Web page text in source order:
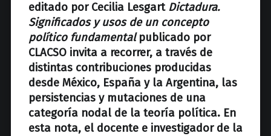
editado por Cecilia Lesgart Dictadura.
Significados y usos de un concepto
político fundamentalpublicado por
CLACSO invita a recorrer, a través de
distintas contribuciones producidas
desde México, España y la Argentina, las
persistencias y mutaciones de una
categoría nodal de la teoría política. En
esta nota, el docente e investigador de la